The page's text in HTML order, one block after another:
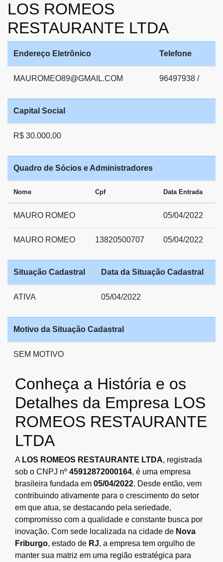
LOS ROMEOS
RESTAURANTE LTDA
Endereço Eletrônico Telefone
MAUROMEO89@GMAIL.COM 96497938 /
Capital Social
R$ 30.000,00
Quadro de Sócios e Administradores
Nome Cpf Data Entrada
MAURO ROMEO 05/04/2022
MAURO ROMEO 13820500707 05/04/2022
Situação Cadastral Data da Situação Cadastral
ATIVA 05/04/2022
Motivo da Situação Cadastral
SEM MOTIVO
Conheça a História e os
Detalhes da Empresa LOS
ROMEOS RESTAURANTE
LTDA
A LOS ROMEOS RESTAURANTE LTDA, registrada
sob o CNPJ nº 45912872000164, é uma empresa
brasileira fundada em 05/04/2022. Desde então, vem
contribuindo ativamente para o crescimento do setor
em que atua, se destacando pela seriedade,
compromisso com a qualidade e constante busca por
inovação. Com sede localizada na cidade de Nova
Friburgo, estado de RJ, a empresa tem orgulho de
manter sua matriz em uma região estratégica para